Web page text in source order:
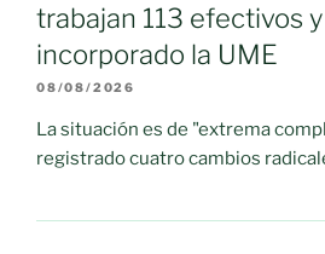
trabajan 113 efectivos
incorporado la UME
08/08/2026
La situación es de "extrema
registrado cuatro cambios